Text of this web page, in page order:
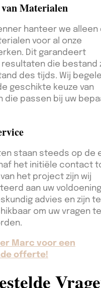
Materialen
hanteer we alleen
voor al onze
Dit garandeert
resultaten die bestand
des tijds. Wij
geschikte keuze van
die passen bij uw
staan steeds op de
het initiële contact
het project zijn wij
aan uw
advies en zijn
om uw vragen te
Marc voor een
offerte!